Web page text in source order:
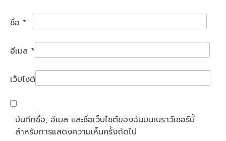
ชื่อ *
อีเมล *
เว็บไซต์
บันทึกชื่อ, อีเมล และชื่อเว็บไซต์ของฉันบนเบราว์เซอร์นี้
สำหรับการแสดงความเห็นครั้งถัดไป